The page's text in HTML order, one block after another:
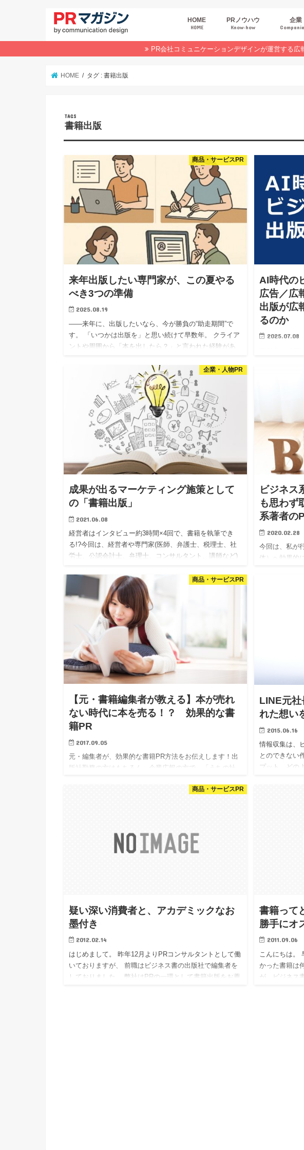
HOME
HOME
PRノウハウ
Know‐how
広報スキルUP
商品・サービスPR
デジタルPR
PRトレンド
イベントPR
業界コラム
オンラインセミナーレポート
企業
PR会社コミュニケーションデザインが運営する広
HOME タグ : 書籍出版
書籍出版
商品・サービスPR
来年出版したい専門家が、この夏やる
べき3つの準備
2025.08.19
――来年に、出版したいなら、今が勝負の“助走期間”で
す。 「いつかは出版を」と思い続けて早数年。 クライア
ントや周囲から「本を出したら？」と言われた経験があ
AI時代の
広告／広
出版が広
るのか
2025.07.08
声も聞かれ
出版はAIでは
性」や「長
企業・人物PR
成果が出るマーケティング施策として
の「書籍出版」
2021.06.08
経営者はインタビュー約3時間×4回で、書籍を執筆でき
る!?今回は、経営者や専門家(医師、弁護士、税理士、社
労士、公認会計士、弁理士、コンサルタント、講師など)
ビジネス
も思わず
系著者の
2020.02.28
今回は、私が
体）へ効果的
商品・サービスPR
【元・書籍編集者が教える】本が売れ
ない時代に本を売る！？ 効果的な書
籍PR
2017.09.05
元・編集者が、効果的な書籍PR方法をお伝えします！出
版社勤務の方はもちろん、企業広報の方で、「うちの社
LINE元社
れた想い
2015.06.16
情報収集は、
とのできない
プット、どの
商品・サービスPR
疑い深い消費者と、アカデミックなお
墨付き
2012.02.14
はじめまして。 昨年12月よりPRコンサルタントとして働
いておりますが、 前職はビジネス書の出版社で編集者を
しておりました。 弊社はPRの一環として書籍出版をお薦
書籍って
勝手にオ
2011.09.06
こんにちは。
かった書籍は
が、ビジネス